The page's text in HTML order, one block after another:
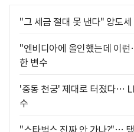
"그 세금 절대 못 낸다" 양도
"엔비디아에 올인했는데 이
한 변수
'중동 천궁' 제대로 터졌다…
수